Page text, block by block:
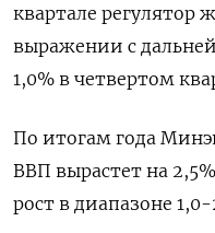
квартале регулятор
выражении с
1,0% в четвертом
По итогам года
ВВП вырастет на
рост в диапазоне